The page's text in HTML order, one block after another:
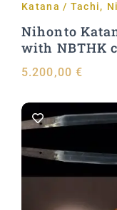
Katana / Tachi,
Nihonto
with NBTHK
5.200,00 €